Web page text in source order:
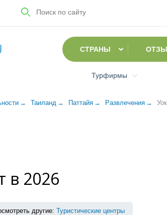
СТРАНЫ
Турфирмы
Таиланд Паттайя Развлечения
в 2026
другие: Туристические центры